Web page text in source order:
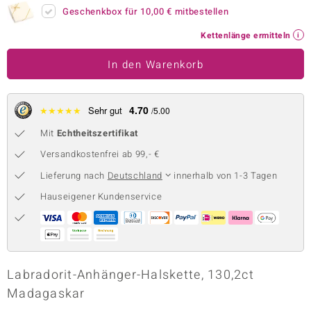
Collection
BY DE MELO
Collection
Geschenkbox für 10,00 € mitbestellen
Kettenlänge ermitteln
In den Warenkorb
★★★★★ Sehr gut 4.70 /5.00
Mit Echtheitszertifikat
Versandkostenfrei ab 99,- €
Lieferung nach Deutschland
innerhalb von 1-3 Tagen
Hauseigener Kundenservice
Labradorit-Anhänger-Halskette, 130,2ct
Madagaskar